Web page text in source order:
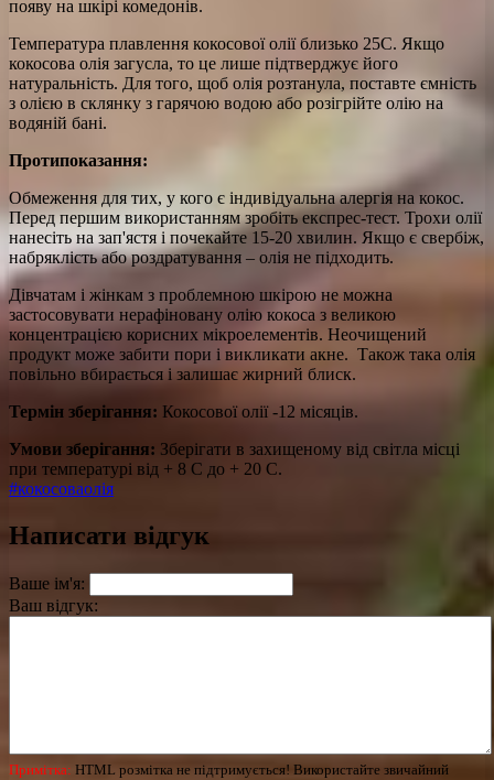
появу на шкірі комедонів.
Температура плавлення кокосової олії близько 25С. Якщо
кокосова олія загусла, то це лише підтверджує його
натуральність. Для того, щоб олія розтанула, поставте ємність
з олією в склянку з гарячою водою або розігрійте олію на
водяній бані.
Протипоказання:
Обмеження для тих, у кого є індивідуальна алергія на кокос.
Перед першим використанням зробіть експрес-тест. Трохи олії
нанесіть на зап'ястя і почекайте 15-20 хвилин. Якщо є свербіж,
набряклість або роздратування – олія не підходить.
Дівчатам і жінкам з проблемною шкірою не можна
застосовувати нерафіновану олію кокоса з великою
концентрацією корисних мікроелементів. Неочищений
продукт може забити пори і викликати акне. Також така олія
повільно вбирається і залишає жирний блиск.
Термін зберігання: Кокосової олії -12 місяців.
Умови зберігання: Зберігати в захищеному від світла місці
при температурі від + 8 С до + 20 С.
#кокосоваолія
Написати відгук
Ваше ім'я:
Ваш відгук:
Примітка: HTML розмітка не підтримується! Використайте звичайний